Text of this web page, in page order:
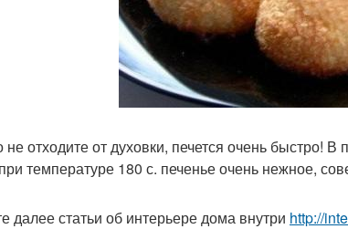
не отходите от духовки, печется очень быстро! В
температуре 180 с. печенье очень нежное,
далее статьи об интерьере дома внутри http://